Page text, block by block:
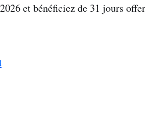
et bénéficiez de 31 jours